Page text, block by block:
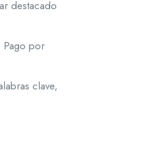
destacado
Pago por
clave,